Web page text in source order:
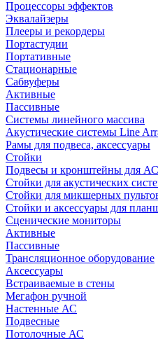
Процессоры эффектов
Эквалайзеры
Плееры и рекордеры
Портастудии
Портативные
Стационарные
Сабвуферы
Активные
Пассивные
Системы линейного массива
Акустические системы Line
Рамы для подвеса, аксессуары
Стойки
Подвесы и кронштейны для АС
Стойки для акустических
Стойки для микшерных
Стойки и аксессуары для
Сценические мониторы
Активные
Пассивные
Трансляционное оборудование
Аксессуары
Встраиваемые в стены
Мегафон ручной
Настенные АС
Подвесные
Потолочные АС